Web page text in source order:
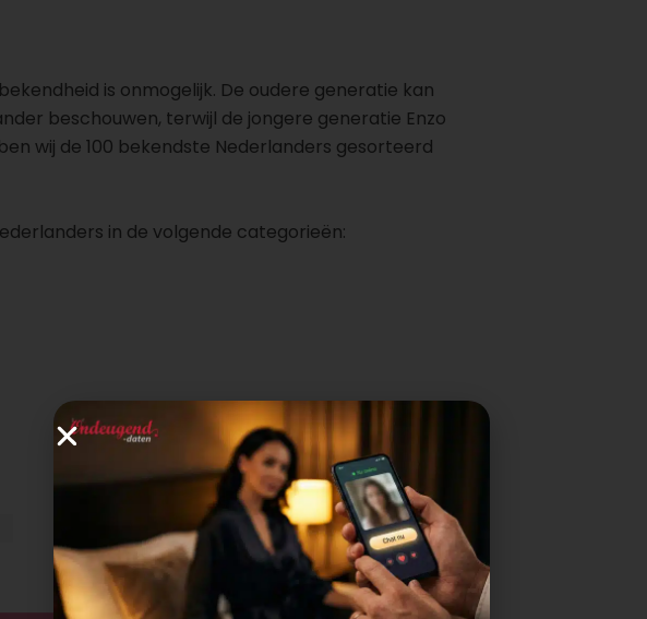
is onmogelijk. De oudere generatie kan
beschouwen, terwijl de jongere generatie Enzo
wij de 100 bekendste Nederlanders gesorteerd
in de volgende categorieën: